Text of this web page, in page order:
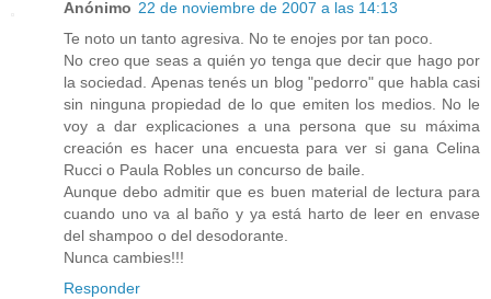
Anónimo 22 de noviembre de 2007 a las 14:13
Te noto un tanto agresiva. No te enojes por tan poco.
No creo que seas a quién yo tenga que decir que hago por
la sociedad. Apenas tenés un blog "pedorro" que habla casi
sin ninguna propiedad de lo que emiten los medios. No le
voy a dar explicaciones a una persona que su máxima
creación es hacer una encuesta para ver si gana Celina
Rucci o Paula Robles un concurso de baile.
Aunque debo admitir que es buen material de lectura para
cuando uno va al baño y ya está harto de leer en envase
del shampoo o del desodorante.
Nunca cambies!!!
Responder